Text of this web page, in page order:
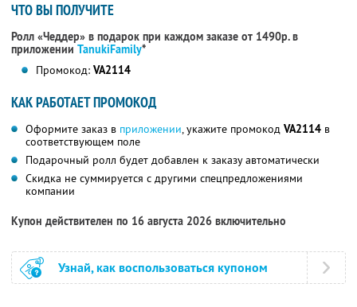
ЧТО ВЫ ПОЛУЧИТЕ
Ролл «Чеддер» в подарок при каждом заказе от 1490р. в
приложении TanukiFamily*
Промокод: VA2114
КАК РАБОТАЕТ ПРОМОКОД
Оформите заказ в приложении, укажите промокод VA2114 в
соответствующем поле
Подарочный ролл будет добавлен к заказу автоматически
Скидка не суммируется с другими спецпредложениями
компании
Купон действителен по 16 августа 2026 включительно
Узнай, как воспользоваться купоном